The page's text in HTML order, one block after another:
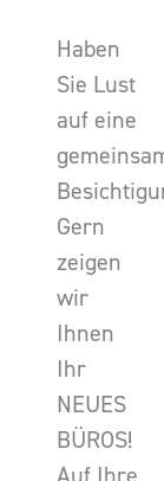
Haben
Sie Lust
auf eine
Gern
zeigen
wir
Ihnen
Ihr
NEUES
BÜROS!